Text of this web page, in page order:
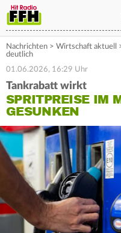
Nachrichten > Wirtschaft aktuell
deutlich
01.06.2026, 16:29 Uhr
Tankrabatt wirkt
SPRITPREISE IM
GESUNKEN